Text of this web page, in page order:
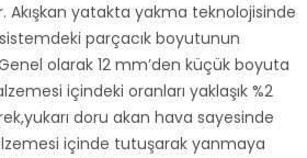
Akışkan yatakta yakma teknolojisinde
parçacık boyutunun
olarak 12 mm’den küçük boyuta
içindeki oranları yaklaşık %2
doru akan hava sayesinde
içinde tutuşarak yanmaya